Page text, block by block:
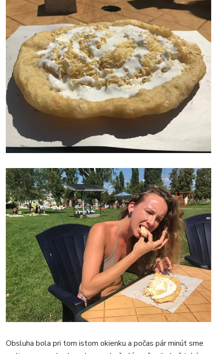
Obsluha bola pri tom istom okienku a počas pár minút sme